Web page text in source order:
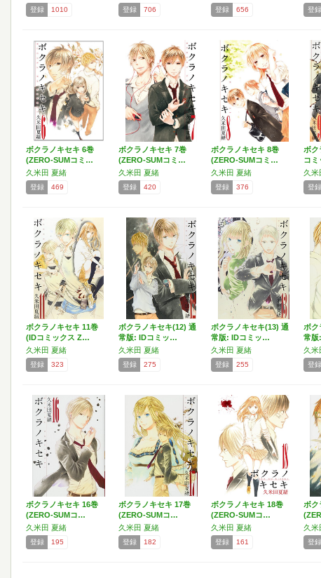
登録 1010 登録 706 登録 656 登録
ボクラノキセキ 6巻
(ZERO-SUMコミ…
久米田 夏緒
登録 469
ボクラノキセキ 7巻
(ZERO-SUMコミ…
久米田 夏緒
登録 420
ボクラノキセキ 8巻
(ZERO-SUMコミ…
久米田 夏緒
登録 376
ボク
コ
久米
登録
ボクラノキセキ 11巻
(IDコミックス Z…
久米田 夏緒
登録 323
ボクラノキセキ(12) 通
常版: IDコミッ…
久米田 夏緒
登録 275
ボクラノキセキ(13) 通
常版: IDコミッ…
久米田 夏緒
登録 255
ボク
常
久米
登録
ボクラノキセキ 16巻
(ZERO-SUMコ…
久米田 夏緒
登録 195
ボクラノキセキ 17巻
(ZERO-SUMコ…
久米田 夏緒
登録 182
ボクラノキセキ 18巻
(ZERO-SUMコ…
久米田 夏緒
登録 161
ボク
久米
登録